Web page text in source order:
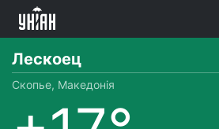
Лескоец
Скопье, Македонія